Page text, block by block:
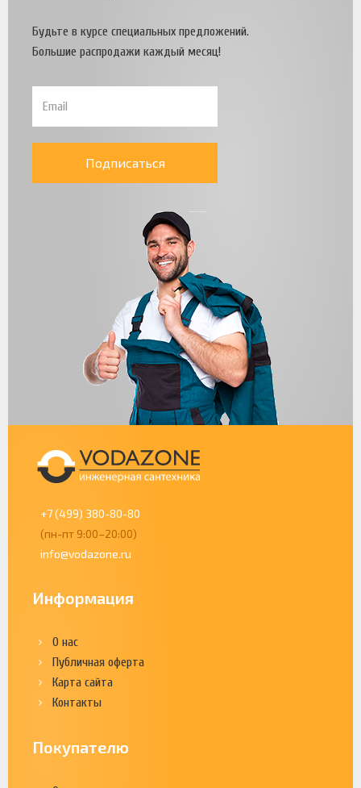
Будьте в курсе специальных предложений.
Большие распродажи каждый месяц!
Подписаться
+7 (499) 380-80-80
(пн-пт 9:00–20:00)
info@vodazone.ru
Информация
О нас
Публичная оферта
Карта сайта
Контакты
Покупателю